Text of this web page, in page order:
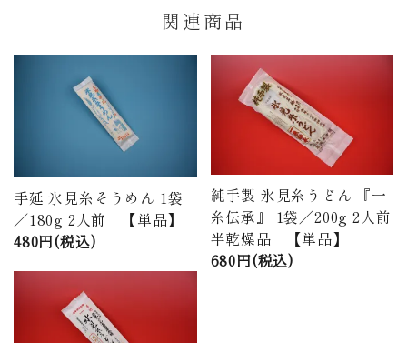
関連商品
手延 氷見糸そうめん 1袋
／180g 2人前 【単品】
480円(税込)
純手製 氷見糸うどん 『一
糸伝承』 1袋／200g 2人前
半乾燥品 【単品】
680円(税込)